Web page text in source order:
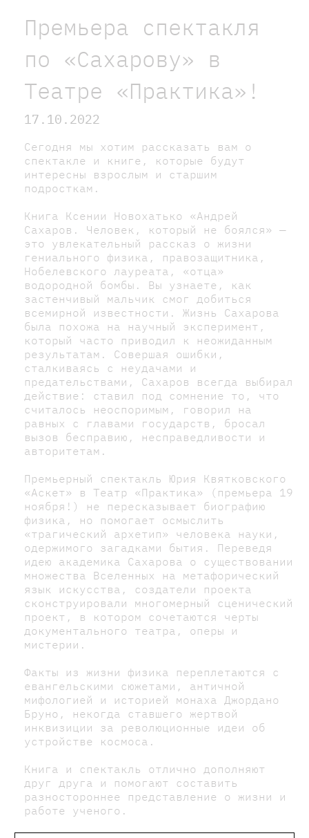
Премьера спектакля
по «Сахарову» в
Театре «Практика»!
17.10.2022
Сегодня мы хотим рассказать вам о
спектакле и книге, которые будут
интересны взрослым и старшим
подросткам.
Книга Ксении Новохатько «Андрей
Сахаров. Человек, который не боялся» —
это увлекательный рассказ о жизни
гениального физика, правозащитника,
Нобелевского лауреата, «отца»
водородной бомбы. Вы узнаете, как
застенчивый мальчик смог добиться
всемирной известности. Жизнь Сахарова
была похожа на научный эксперимент,
который часто приводил к неожиданным
результатам. Совершая ошибки,
сталкиваясь с неудачами и
предательствами, Сахаров всегда выбирал
действие: ставил под сомнение то, что
считалось неоспоримым, говорил на
равных с главами государств, бросал
вызов бесправию, несправедливости и
авторитетам.
Премьерный спектакль Юрия Квятковского
«Аскет» в Театр «Практика» (премьера 19
ноября!) не пересказывает биографию
физика, но помогает осмыслить
«трагический архетип» человека науки,
одержимого загадками бытия. Переведя
идею академика Сахарова о существовании
множества Вселенных на метафорический
язык искусства, создатели проекта
сконструировали многомерный сценический
проект, в котором сочетаются черты
документального театра, оперы и
мистерии.
Факты из жизни физика переплетаются с
евангельскими сюжетами, античной
мифологией и историей монаха Джордано
Бруно, некогда ставшего жертвой
инквизиции за революционные идеи об
устройстве космоса.
Книга и спектакль отлично дополняют
друг друга и помогают составить
разностороннее представление о жизни и
работе ученого.